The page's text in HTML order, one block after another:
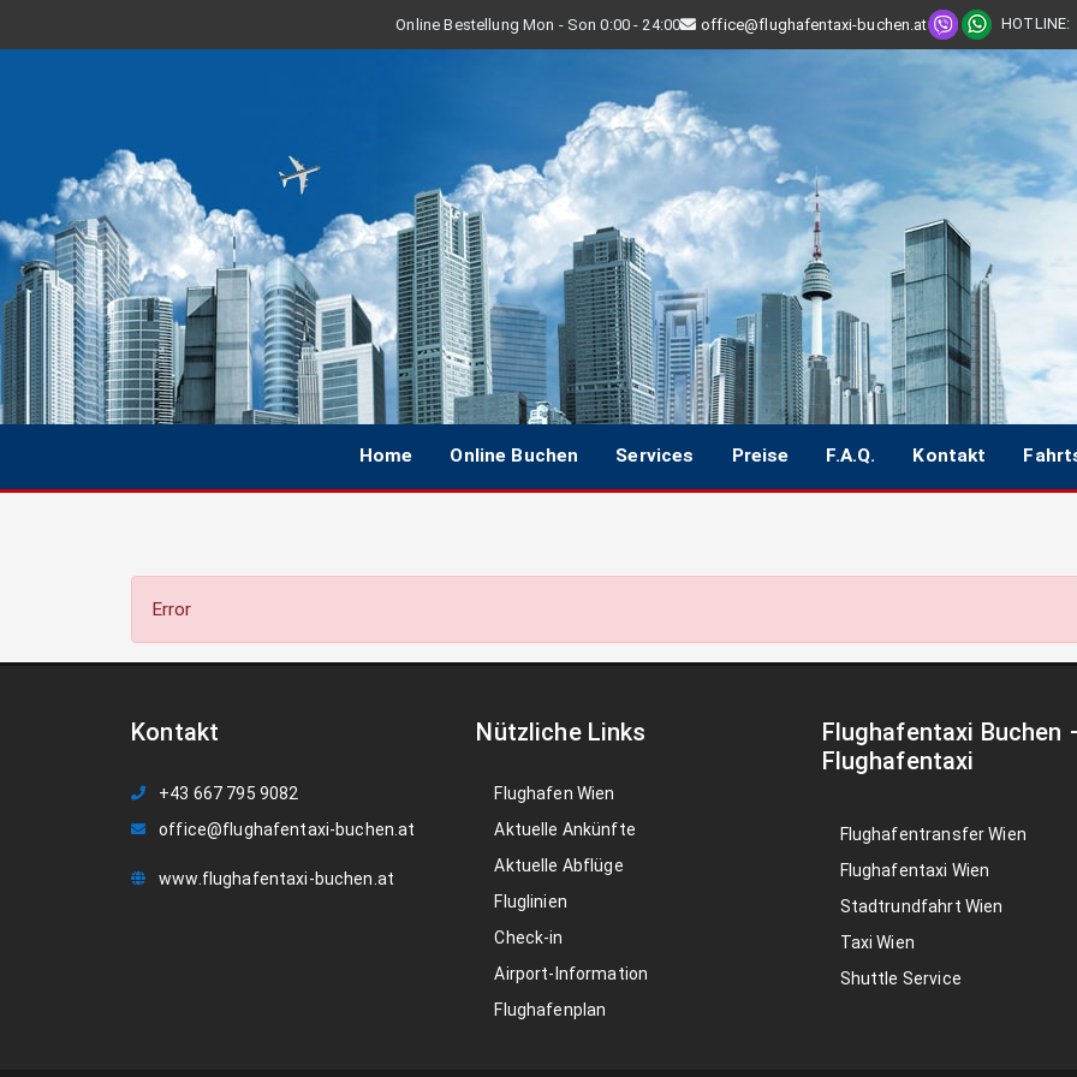
Online Bestellung Mon - Son 0:00 - 24:00 office@flughafentaxi-buchen.at HOTLINE:
Home Online Buchen Services Preise F.A.Q. Kontakt
Error
Kontakt
+43 667 795 9082
office@flughafentaxi-buchen.at
www.flughafentaxi-buchen.at
Nützliche Links
Flughafen Wien
Aktuelle Ankünfte
Aktuelle Abflüge
Fluglinien
Check-in
Airport-Information
Flughafenplan
Flughafentaxi Buchen
Flughafentaxi
Flughafentransfer Wien
Flughafentaxi Wien
Stadtrundfahrt Wien
Taxi Wien
Shuttle Service